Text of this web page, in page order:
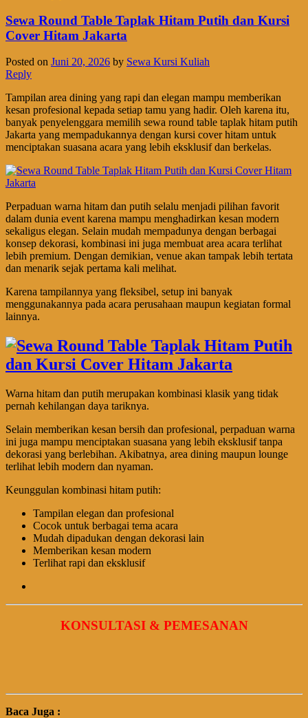
Sewa Round Table Taplak Hitam Putih dan Kursi
Cover Hitam Jakarta
Posted on Juni 20, 2026 by Sewa Kursi Kuliah
Reply
Tampilan area dining yang rapi dan elegan mampu memberikan
kesan profesional kepada setiap tamu yang hadir. Oleh karena itu,
banyak penyelenggara memilih sewa round table taplak hitam putih
Jakarta yang mempadukannya dengan kursi cover hitam untuk
menciptakan suasana acara yang lebih eksklusif dan berkelas.
Perpaduan warna hitam dan putih selalu menjadi pilihan favorit
dalam dunia event karena mampu menghadirkan kesan modern
sekaligus elegan. Selain mudah mempadunya dengan berbagai
konsep dekorasi, kombinasi ini juga membuat area acara terlihat
lebih premium. Dengan demikian, venue akan tampak lebih tertata
dan menarik sejak pertama kali melihat.
Karena tampilannya yang fleksibel, setup ini banyak
menggunakannya pada acara perusahaan maupun kegiatan formal
lainnya.
Warna hitam dan putih merupakan kombinasi klasik yang tidak
pernah kehilangan daya tariknya.
Selain memberikan kesan bersih dan profesional, perpaduan warna
ini juga mampu menciptakan suasana yang lebih eksklusif tanpa
dekorasi yang berlebihan. Akibatnya, area dining maupun lounge
terlihat lebih modern dan nyaman.
Keunggulan kombinasi hitam putih:
Tampilan elegan dan profesional
Cocok untuk berbagai tema acara
Mudah dipadukan dengan dekorasi lain
Memberikan kesan modern
Terlihat rapi dan eksklusif
KONSULTASI & PEMESANAN
Baca Juga :